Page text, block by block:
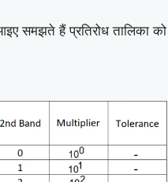
समझते हैं प्रतिरोध तालिका को